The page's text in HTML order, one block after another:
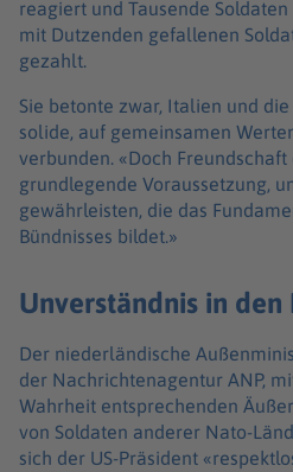
reagiert und Tausende
mit Dutzenden gefallenen
gezahlt.
Sie betonte zwar, Italien und
solide, auf gemeinsamen
verbunden. «Doch
grundlegende Voraussetzung,
gewährleisten, die das
Bündnisses bildet.»
Unverständnis in
Der niederländische
der Nachrichtenagentur ANP,
Wahrheit entsprechenden
von Soldaten anderer Nato-
sich der US-Präsident